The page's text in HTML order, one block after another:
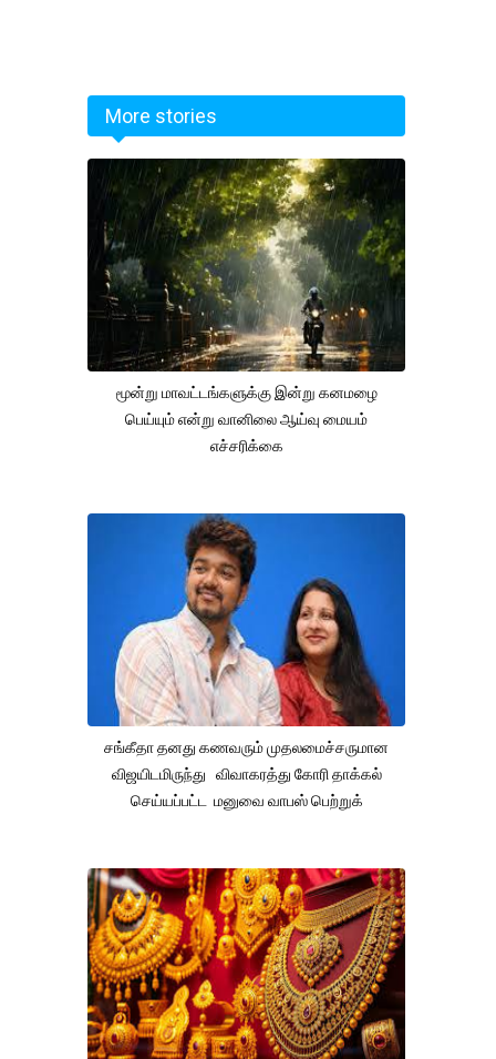
More stories
மூன்று மாவட்டங்களுக்கு இன்று கனமழை
பெய்யும் என்று வானிலை ஆய்வு மையம்
எச்சரிக்கை
சங்கீதா தனது கணவரும் முதலமைச்சருமான
விஜயிடமிருந்து விவாகரத்து கோரி தாக்கல்
செய்யப்பட்ட மனுவை வாபஸ் பெற்றுக்